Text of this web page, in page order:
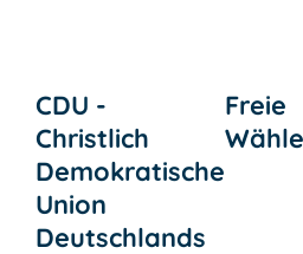
CDU -
Christlich
Demokratische
Union
Deutschlands
Freie